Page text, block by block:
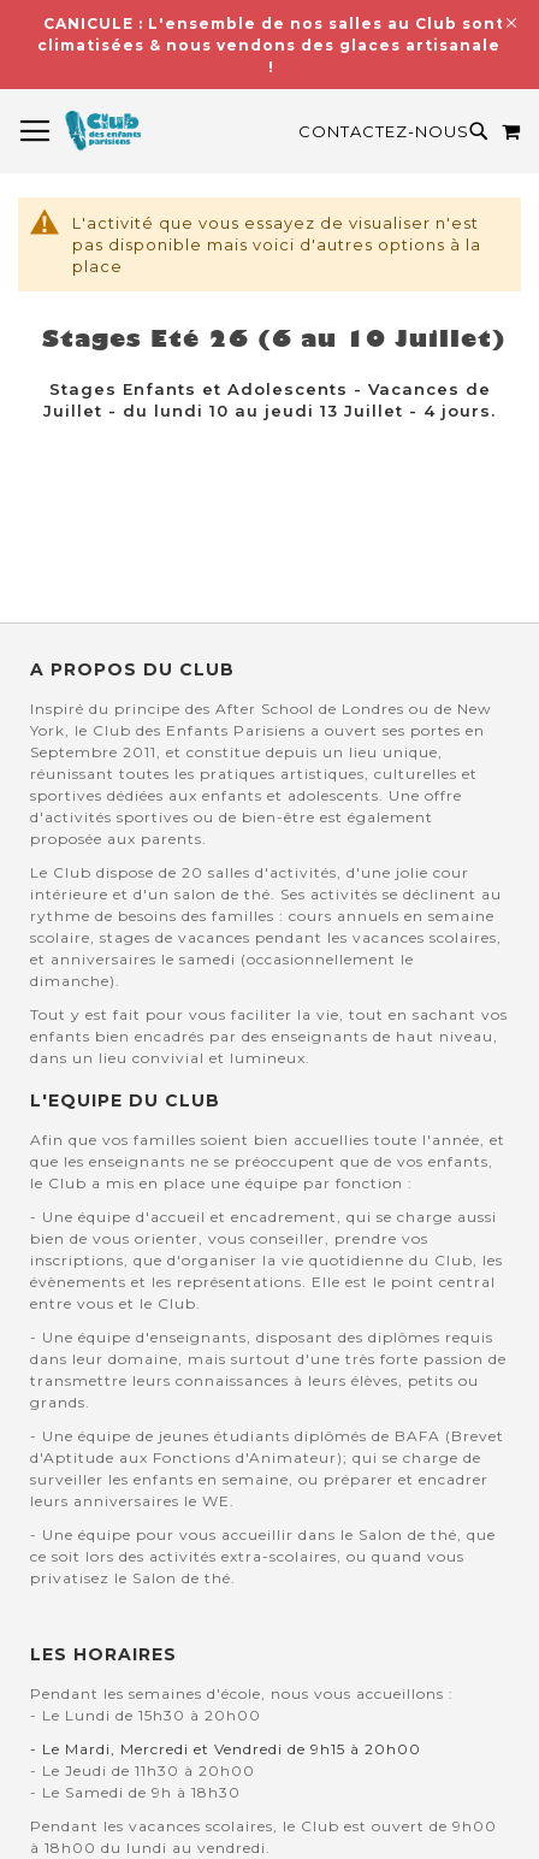
CANICULE : L'ensemble de nos salles au Club sont
climatisées & nous vendons des glaces artisanales
!
CONTACTEZ-NOUS
L'activité que vous essayez de visualiser n'est
pas disponible mais voici d'autres options à la
place
Stages Eté 26 (6 au 10 Juillet)
Stages Enfants et Adolescents - Vacances de
Juillet - du lundi 10 au jeudi 13 Juillet - 4 jours.
A PROPOS DU CLUB
Inspiré du principe des After School de Londres ou de New
York, le Club des Enfants Parisiens a ouvert ses portes en
Septembre 2011, et constitue depuis un lieu unique,
réunissant toutes les pratiques artistiques, culturelles et
sportives dédiées aux enfants et adolescents. Une offre
d'activités sportives ou de bien-être est également
proposée aux parents.
Le Club dispose de 20 salles d'activités, d'une jolie cour
intérieure et d'un salon de thé. Ses activités se déclinent au
rythme de besoins des familles : cours annuels en semaine
scolaire, stages de vacances pendant les vacances scolaires,
et anniversaires le samedi (occasionnellement le
dimanche).
Tout y est fait pour vous faciliter la vie, tout en sachant vos
enfants bien encadrés par des enseignants de haut niveau,
dans un lieu convivial et lumineux.
L'EQUIPE DU CLUB
Afin que vos familles soient bien accuellies toute l'année, et
que les enseignants ne se préoccupent que de vos enfants,
le Club a mis en place une équipe par fonction :
- Une équipe d'accueil et encadrement, qui se charge aussi
bien de vous orienter, vous conseiller, prendre vos
inscriptions, que d'organiser la vie quotidienne du Club, les
évènements et les représentations. Elle est le point central
entre vous et le Club.
- Une équipe d'enseignants, disposant des diplômes requis
dans leur domaine, mais surtout d'une très forte passion de
transmettre leurs connaissances à leurs élèves, petits ou
grands.
- Une équipe de jeunes étudiants diplômés de BAFA (Brevet
d'Aptitude aux Fonctions d'Animateur); qui se charge de
surveiller les enfants en semaine, ou préparer et encadrer
leurs anniversaires le WE.
- Une équipe pour vous accueillir dans le Salon de thé, que
ce soit lors des activités extra-scolaires, ou quand vous
privatisez le Salon de thé.
LES HORAIRES
Pendant les semaines d'école, nous vous accueillons :
- Le Lundi de 15h30 à 20h00
- Le Mardi, Mercredi et Vendredi de 9h15 à 20h00
- Le Jeudi de 11h30 à 20h00
- Le Samedi de 9h à 18h30
Pendant les vacances scolaires, le Club est ouvert de 9h00
à 18h00 du lundi au vendredi.